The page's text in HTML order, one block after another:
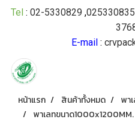
Tel : 02-5330829 ,025330835
E-mail:
หน้าแรก สินค้าทั้งหมด
พา
พาเลทขนาด1000x1200MM.